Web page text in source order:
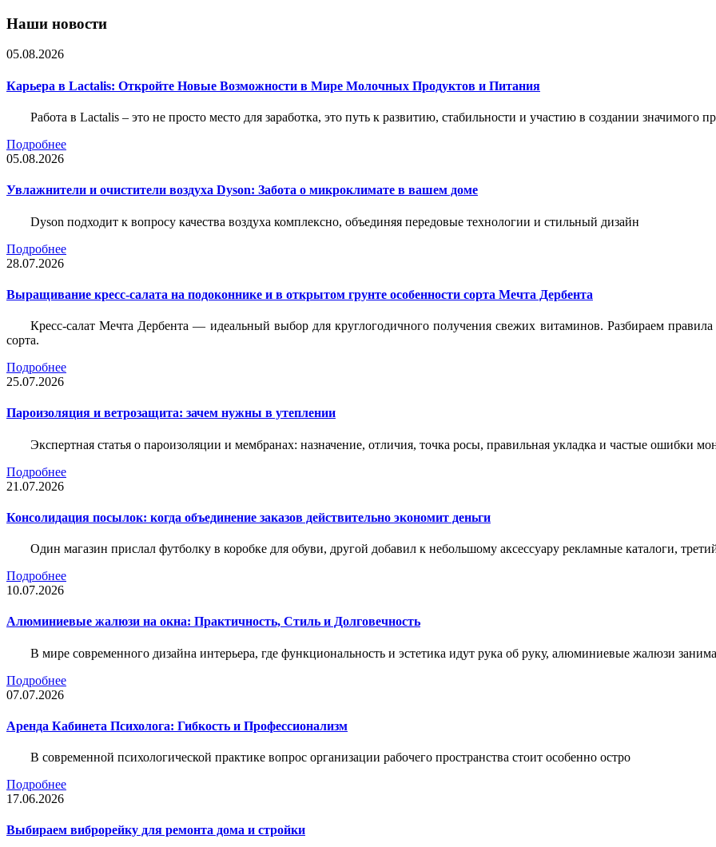
Наши новости
05.08.2026
Карьера в Lactalis: Откройте Новые Возможности в Мире Молочных Продуктов и Питания
Работа в Lactalis – это не просто место для заработка, это путь к развитию, стабильности и участию в создании значимого
Подробнее
05.08.2026
Увлажнители и очистители воздуха Dyson: Забота о микроклимате в вашем доме
Dyson подходит к вопросу качества воздуха комплексно, объединяя передовые технологии и стильный дизайн
Подробнее
28.07.2026
Выращивание кресс-салата на подоконнике и в открытом грунте особенности сорта Мечта Дербента
Кресс-салат Мечта Дербента — идеальный выбор для круглогодичного получения свежих витаминов. Разбираем
сорта.
Подробнее
25.07.2026
Пароизоляция и ветрозащита: зачем нужны в утеплении
Экспертная статья о пароизоляции и мембранах: назначение, отличия, точка росы, правильная укладка и частые ошибки
Подробнее
21.07.2026
Консолидация посылок: когда объединение заказов действительно экономит деньги
Один магазин прислал футболку в коробке для обуви, другой добавил к небольшому аксессуару рекламные каталоги,
Подробнее
10.07.2026
Алюминиевые жалюзи на окна: Практичность, Стиль и Долговечность
В мире современного дизайна интерьера, где функциональность и эстетика идут рука об руку, алюминиевые жалюзи
Подробнее
07.07.2026
Аренда Кабинета Психолога: Гибкость и Профессионализм
В современной психологической практике вопрос организации рабочего пространства стоит особенно остро
Подробнее
17.06.2026
Выбираем виброрейку для ремонта дома и стройки